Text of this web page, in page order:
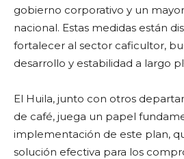
gobierno corporativo y un
nacional. Estas medidas están
fortalecer al sector caficultor,
desarrollo y estabilidad a largo
El Huila, junto con otros
de café, juega un papel
implementación de este plan,
solución efectiva para los